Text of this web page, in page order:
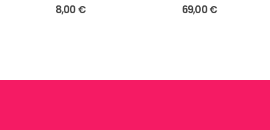
sur 5
8,00 € 0sur 5
69,00€